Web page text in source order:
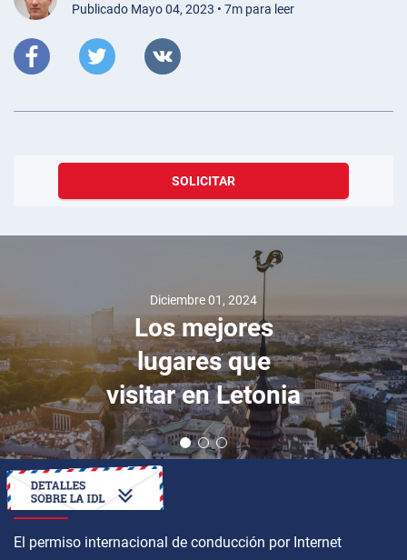
Publicado Mayo 04, 2023 • 7m para leer
SOLICITAR
Diciembre 01, 2024
Los mejores
lugares que
visitar en Letonia
CÓMO OBTENER
El permiso internacional de conducción por Internet